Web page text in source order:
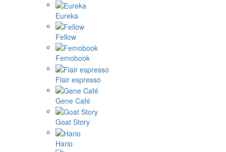
Eureka
Fellow
Femobook
Flair espresso
Gene Café
Goat Story
Hario